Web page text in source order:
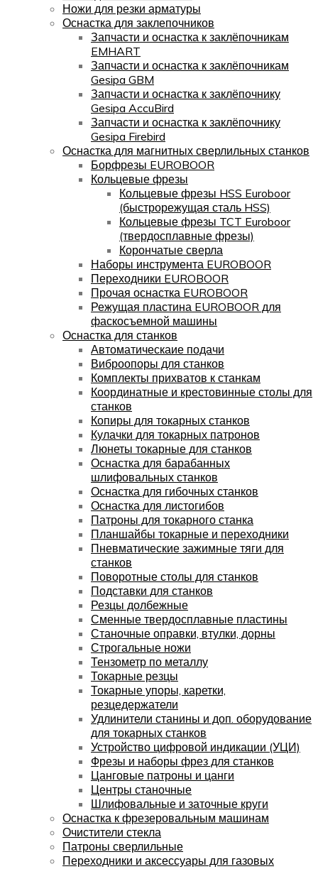
Ножи для резки арматуры
Оснастка для заклепочников
Запчасти и оснастка к заклёпочникам
EMHART
Запчасти и оснастка к заклёпочникам
Gesipa GBM
Запчасти и оснастка к заклёпочнику
Gesipa AccuBird
Запчасти и оснастка к заклёпочнику
Gesipa Firebird
Оснастка для магнитных сверлильных станков
Борфрезы EUROBOOR
Кольцевые фрезы
Кольцевые фрезы HSS Euroboor
(быстрорежущая сталь HSS)
Кольцевые фрезы TCT Euroboor
(твердосплавные фрезы)
Корончатые сверла
Наборы инструмента EUROBOOR
Переходники EUROBOOR
Прочая оснастка EUROBOOR
Режущая пластина EUROBOOR для
фаскосъемной машины
Оснастка для станков
Автоматическаие подачи
Виброопоры для станков
Комплекты прихватов к станкам
Координатные и крестовинные столы для
станков
Копиры для токарных станков
Кулачки для токарных патронов
Люнеты токарные для станков
Оснастка для барабанных
шлифовальных станков
Оснастка для гибочных станков
Оснастка для листогибов
Патроны для токарного станка
Планшайбы токарные и переходники
Пневматические зажимные тяги для
станков
Поворотные столы для станков
Подставки для станков
Резцы долбежные
Сменные твердосплавные пластины
Станочные оправки, втулки, дорны
Строгальные ножи
Тензометр по металлу
Токарные резцы
Токарные упоры, каретки,
резцедержатели
Удлинители станины и доп. оборудование
для токарных станков
Устройство цифровой индикации (УЦИ)
Фрезы и наборы фрез для станков
Цанговые патроны и цанги
Центры станочные
Шлифовальные и заточные круги
Оснастка к фрезеровальным машинам
Очистители стекла
Патроны сверлильные
Переходники и аксессуары для газовых